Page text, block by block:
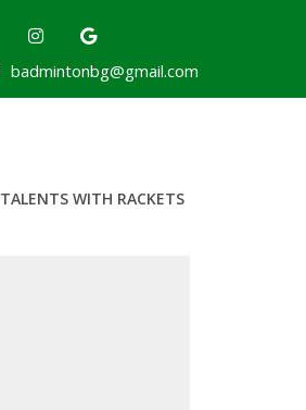
badmintonbg@gmail.com
TALENTS WITH RACKETS